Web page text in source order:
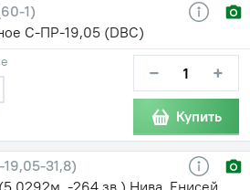
1)
С-ПР-19,05 (DBC)
− +
Купить
31,8)
-264 зв.) Нива, Енисей